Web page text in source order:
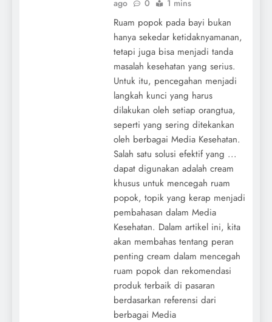
ago
0 1 mins
Ruam popok pada bayi bukan
hanya sekedar ketidaknyamanan,
tetapi juga bisa menjadi tanda
masalah kesehatan yang serius.
Untuk itu, pencegahan menjadi
langkah kunci yang harus
dilakukan oleh setiap orangtua,
seperti yang sering ditekankan
oleh berbagai Media Kesehatan.
Salah satu solusi efektif yang ...
dapat digunakan adalah cream
khusus untuk mencegah ruam
popok, topik yang kerap menjadi
pembahasan dalam Media
Kesehatan. Dalam artikel ini, kita
akan membahas tentang peran
penting cream dalam mencegah
ruam popok dan rekomendasi
produk terbaik di pasaran
berdasarkan referensi dari
berbagai Media